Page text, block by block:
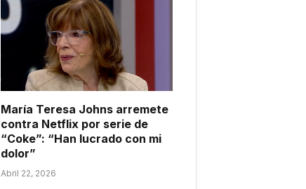
María Teresa Johns arremete
contra Netflix por serie de
“Coke”: “Han lucrado con mi
dolor”
Abril 22, 2026